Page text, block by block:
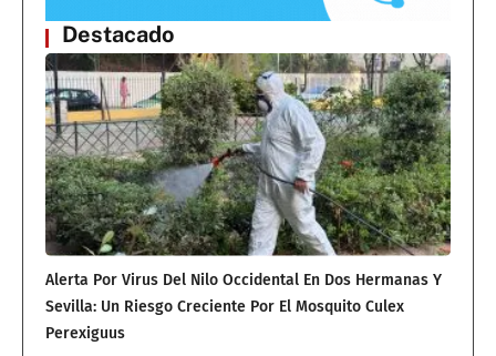
Destacado
Alerta Por Virus Del Nilo Occidental En Dos Hermanas Y
Sevilla: Un Riesgo Creciente Por El Mosquito Culex
Perexiguus